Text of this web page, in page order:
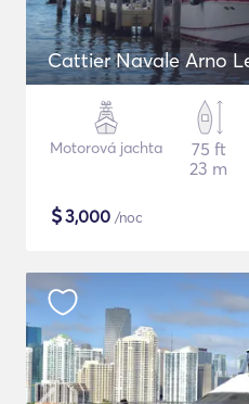
Cattier Navale Arno
Motorová jachta
75 ft
23 m
$3,000 /noc